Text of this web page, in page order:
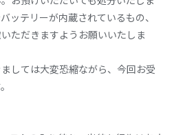
ッテリーが内蔵されているもの、
ただきますようお願いいたしま
しては大変恐縮ながら、今回お受